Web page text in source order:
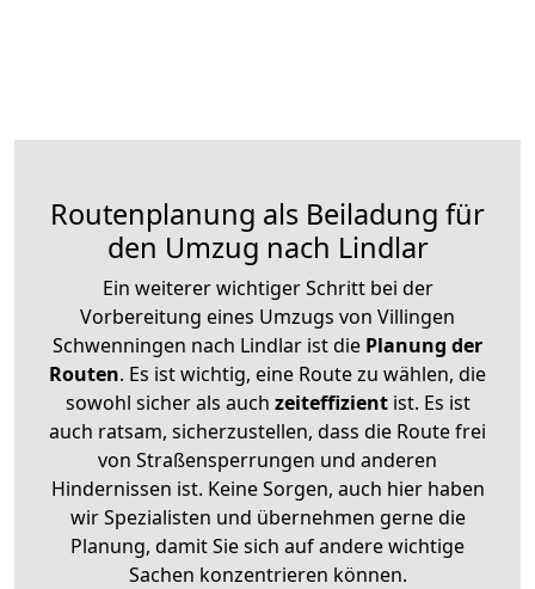
Routenplanung als Beiladung für
den Umzug nach Lindlar
Ein weiterer wichtiger Schritt bei der
Vorbereitung eines Umzugs von Villingen
Schwenningen nach Lindlar ist die Planung der
Routen. Es ist wichtig, eine Route zu wählen, die
sowohl sicher als auch zeiteffizientist. Es ist
auch ratsam, sicherzustellen, dass die Route frei
von Straßensperrungen und anderen
Hindernissen ist. Keine Sorgen, auch hier haben
wir Spezialisten und übernehmen gerne die
Planung, damit Sie sich auf andere wichtige
Sachen konzentrieren können.